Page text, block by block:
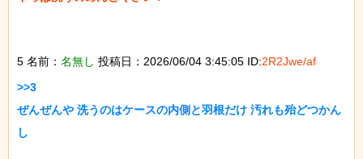
5 名前： 名無し 投稿日：2026/06/04 3:45:05 ID:2R2Jwe/af
>>3
ぜんぜんや 洗うのはケースの内側と羽根だけ 汚れも殆どつかん
し